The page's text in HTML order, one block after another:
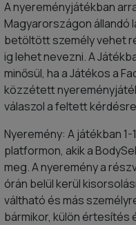
A nyereményjátékban
Magyarországon állandó
betöltött személy vehet
ig lehet nevezni. A
minősül, ha a Játékos a
közzétett
válaszol a feltett
Nyeremény: A játékban
platformon, akik a
meg. A nyeremény a
órán belül kerül
váltható és más
bármikor, külön értesítés